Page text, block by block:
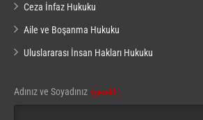
Ceza İnfaz Hukuku
Aile ve Boşanma Hukuku
Uluslararası İnsan Hakları Hukuku
Adınız ve Soyadınız (gerekli)